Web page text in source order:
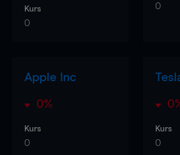
Kurs
0
0
Apple Inc
0%
Kurs
0
Kurs
0